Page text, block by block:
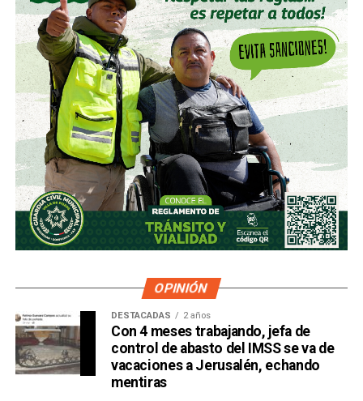
OPINIÓN
DESTACADAS 2 años
Con 4 meses trabajando, jefa de
control de abasto del IMSS se va de
vacaciones a Jerusalén, echando
mentiras